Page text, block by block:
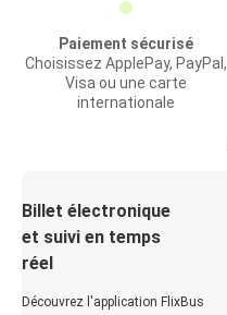
Paiement sécurisé
Choisissez ApplePay, PayPal,
Visa ou une carte
internationale
Billet électronique
et suivi en temps
réel
Découvrez l'application FlixBus